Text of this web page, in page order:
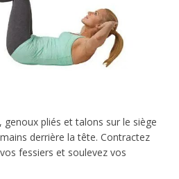
pliés et talons sur le siège
derrière la tête. Contractez
fessiers et soulevez vos